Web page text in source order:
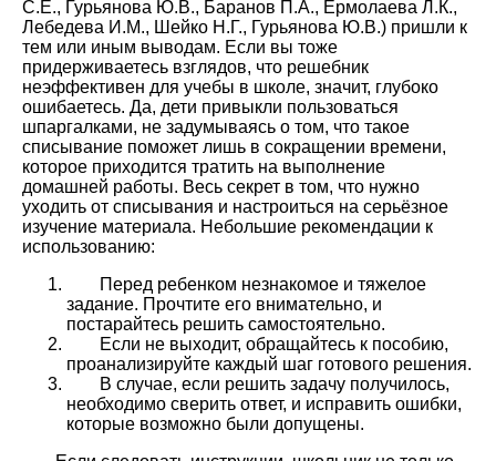
С.Е., Гурьянова Ю.В., Баранов П.А., Ермолаева Л.К.,
Лебедева И.М., Шейко Н.Г., Гурьянова Ю.В.) пришли к
тем или иным выводам. Если вы тоже
придерживаетесь взглядов, что решебник
неэффективен для учебы в школе, значит, глубоко
ошибаетесь. Да, дети привыкли пользоваться
шпаргалками, не задумываясь о том, что такое
списывание поможет лишь в сокращении времени,
которое приходится тратить на выполнение
домашней работы. Весь секрет в том, что нужно
уходить от списывания и настроиться на серьёзное
изучение материала. Небольшие рекомендации к
использованию:
Перед ребенком незнакомое и тяжелое
задание. Прочтите его внимательно, и
постарайтесь решить самостоятельно.
Если не выходит, обращайтесь к пособию,
проанализируйте каждый шаг готового решения.
В случае, если решить задачу получилось,
необходимо сверить ответ, и исправить ошибки,
которые возможно были допущены.